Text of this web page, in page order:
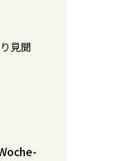
見聞